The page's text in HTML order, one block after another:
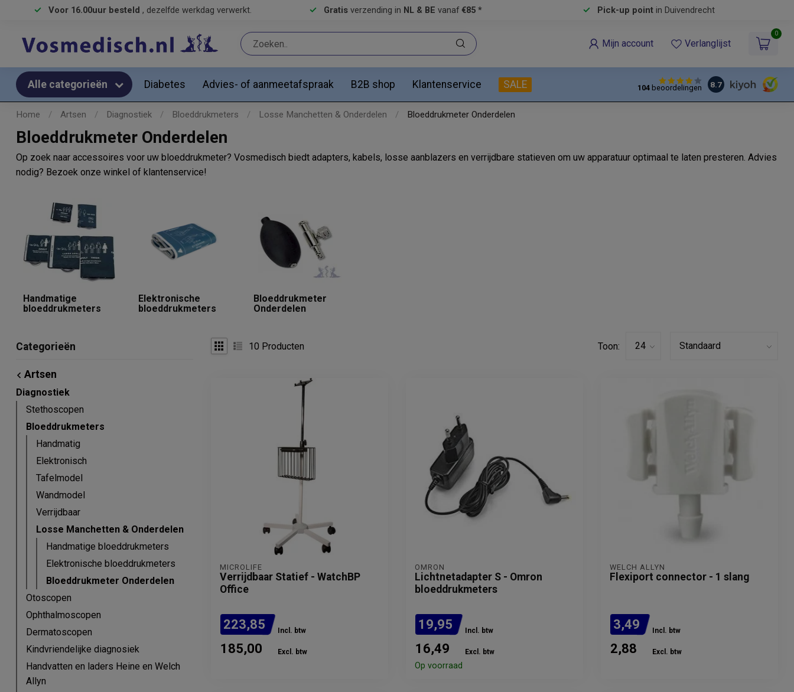
Voor 16.00uur besteld , dezelfde werkdag verwerkt. Gratis verzending in NL & BE vanaf €85 * Pick-up pointin Duivendrecht
Mijn account Verlanglijst
0
Alle categorieën Diabetes Advies- of aanmeetafspraak B2B shop Klantenservice SALE 104beoordelingen 8.7
Home / Artsen / Diagnostiek / Bloeddrukmeters / Losse Manchetten & Onderdelen / Bloeddrukmeter Onderdelen
Bloeddrukmeter Onderdelen
Op zoek naar accessoires voor uw bloeddrukmeter? Vosmedisch biedt adapters, kabels, losse aanblazers en verrijdbare statieven om uw apparatuur optimaal te laten presteren. Advies
nodig? Bezoek onze winkel of klantenservice!
Handmatige
bloeddrukmeters
Elektronische
bloeddrukmeters
Bloeddrukmeter
Onderdelen
Categorieën
Artsen
Diagnostiek
Stethoscopen
Bloeddrukmeters
Handmatig
Elektronisch
Tafelmodel
Wandmodel
Verrijdbaar
Losse Manchetten & Onderdelen
Handmatige bloeddrukmeters
Elektronische bloeddrukmeters
Bloeddrukmeter Onderdelen
Otoscopen
Ophthalmoscopen
Dermatoscopen
Kindvriendelijke diagnosiek
Handvatten en laders Heine en Welch
Allyn
10 Producten Toon:
MICROLIFE
Verrijdbaar Statief - WatchBP
Office
223,85 Incl. btw
185,00 Excl. btw
OMRON
Lichtnetadapter S - Omron
bloeddrukmeters
19,95 Incl. btw
16,49 Excl. btw
Op voorraad
WELCH ALLYN
Flexiport connector - 1 slang
3,49 Incl. btw
2,88 Excl. btw